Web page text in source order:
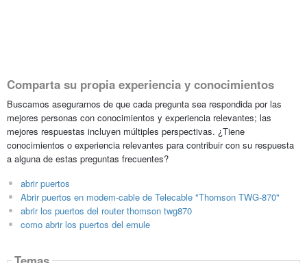
Comparta su propia experiencia y conocimientos
Buscamos asegurarnos de que cada pregunta sea respondida por las
mejores personas con conocimientos y experiencia relevantes; las
mejores respuestas incluyen múltiples perspectivas. ¿Tiene
conocimientos o experiencia relevantes para contribuir con su respuesta
a alguna de estas preguntas frecuentes?
abrir puertos
Abrir puertos en modem-cable de Telecable "Thomson TWG-870"
abrir los puertos del router thomson twg870
como abrir los puertos del emule